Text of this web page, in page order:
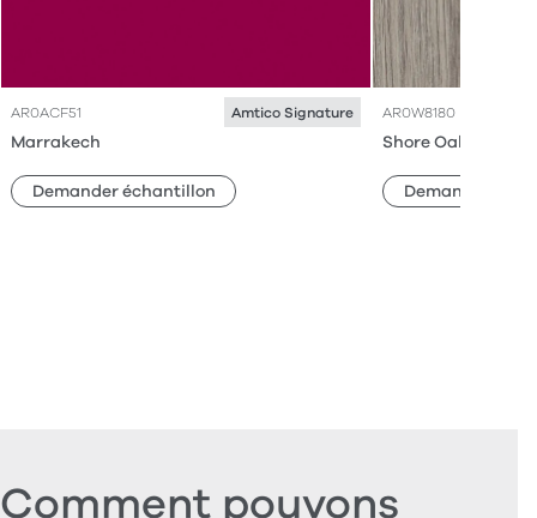
AR0ACF51 Amtico Signature
Marrakech
Demander échantillon
AR0W8180
Shore Oak
Demander
Comment pouvons